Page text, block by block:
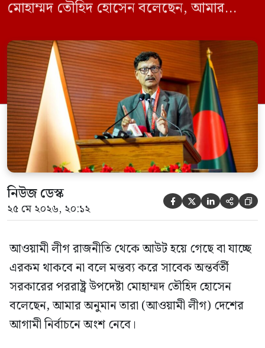
মোহাম্মদ তৌহিদ হোসেন বলেছেন, আমার
নির্বাচনে অংশ নেবে। সম্প্রতি দেশের একটি
বেসরকারি টেলিভিশনে দেয়া সাক্ষাৎকারে তিনি
এসব কথা বলেন। আওয়ামী লীগ সরকারের সময়
হওয়া অত্যাচার-নিপীড়ন মানুষ ভুলে যাবে এমন
[…]
নিউজ ডেস্ক
২৫ মে ২০২৬, ২০:১২     
আওয়ামী লীগ রাজনীতি থেকে আউট হয়ে গেছে বা যাচ্ছে
এরকম থাকবে না বলে মন্তব্য করে সাবেক অন্তর্বর্তী
সরকারের পররাষ্ট্র উপদেষ্টা মোহাম্মদ তৌহিদ হোসেন
বলেছেন, আমার অনুমান তারা (আওয়ামী লীগ) দেশের
আগামী নির্বাচনে অংশ নেবে।